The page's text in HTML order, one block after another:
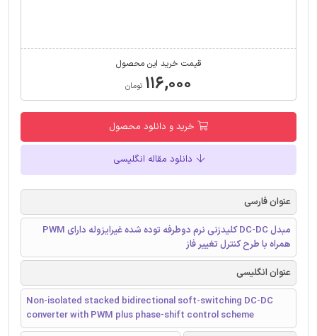
قیمت خرید این محصول
۱۱۶,۰۰۰ تومان
خرید و دانلود محصول
دانلود مقاله انگلیسی
عنوان فارسی
مبدل DC-DC کلیدزنی نرم دوطرفه توده شده غیرایزوله دارای PWM
همراه با طرح کنترل تغییر فاز
عنوان انگلیسی
Non-isolated stacked bidirectional soft-switching DC-DC
converter with PWM plus phase-shift control scheme